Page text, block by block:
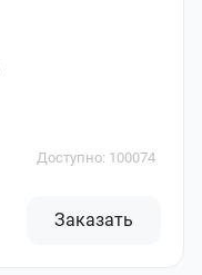
Доступно: 100074
Заказать